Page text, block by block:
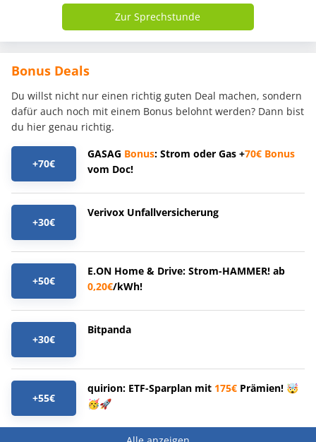
Zur Sprechstunde
Bonus Deals
Du willst nicht nur einen richtig guten Deal machen, sondern
dafür auch noch mit einem Bonus belohnt werden? Dann bist
du hier genau richtig.
+70€
GASAG Bonus: Strom oder Gas +70€ Bonus
vom Doc!
+30€
Verivox Unfallversicherung
+50€
E.ON Home & Drive: Strom-HAMMER! ab
0,20€/kWh!
+30€
Bitpanda
+55€
quirion: ETF-Sparplan mit 175€ Prämien! 🤯
🥳🚀